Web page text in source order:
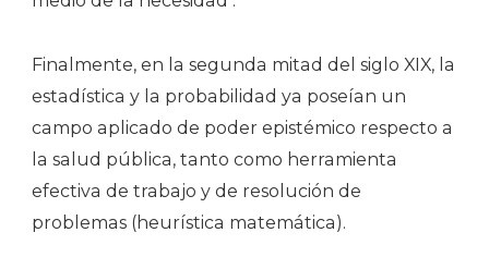
Finalmente, en la segunda mitad del siglo XIX, la
estadística y la probabilidad ya poseían un
campo aplicado de poder epistémico respecto a
la salud pública, tanto como herramienta
efectiva de trabajo y de resolución de
problemas (heurística matemática).